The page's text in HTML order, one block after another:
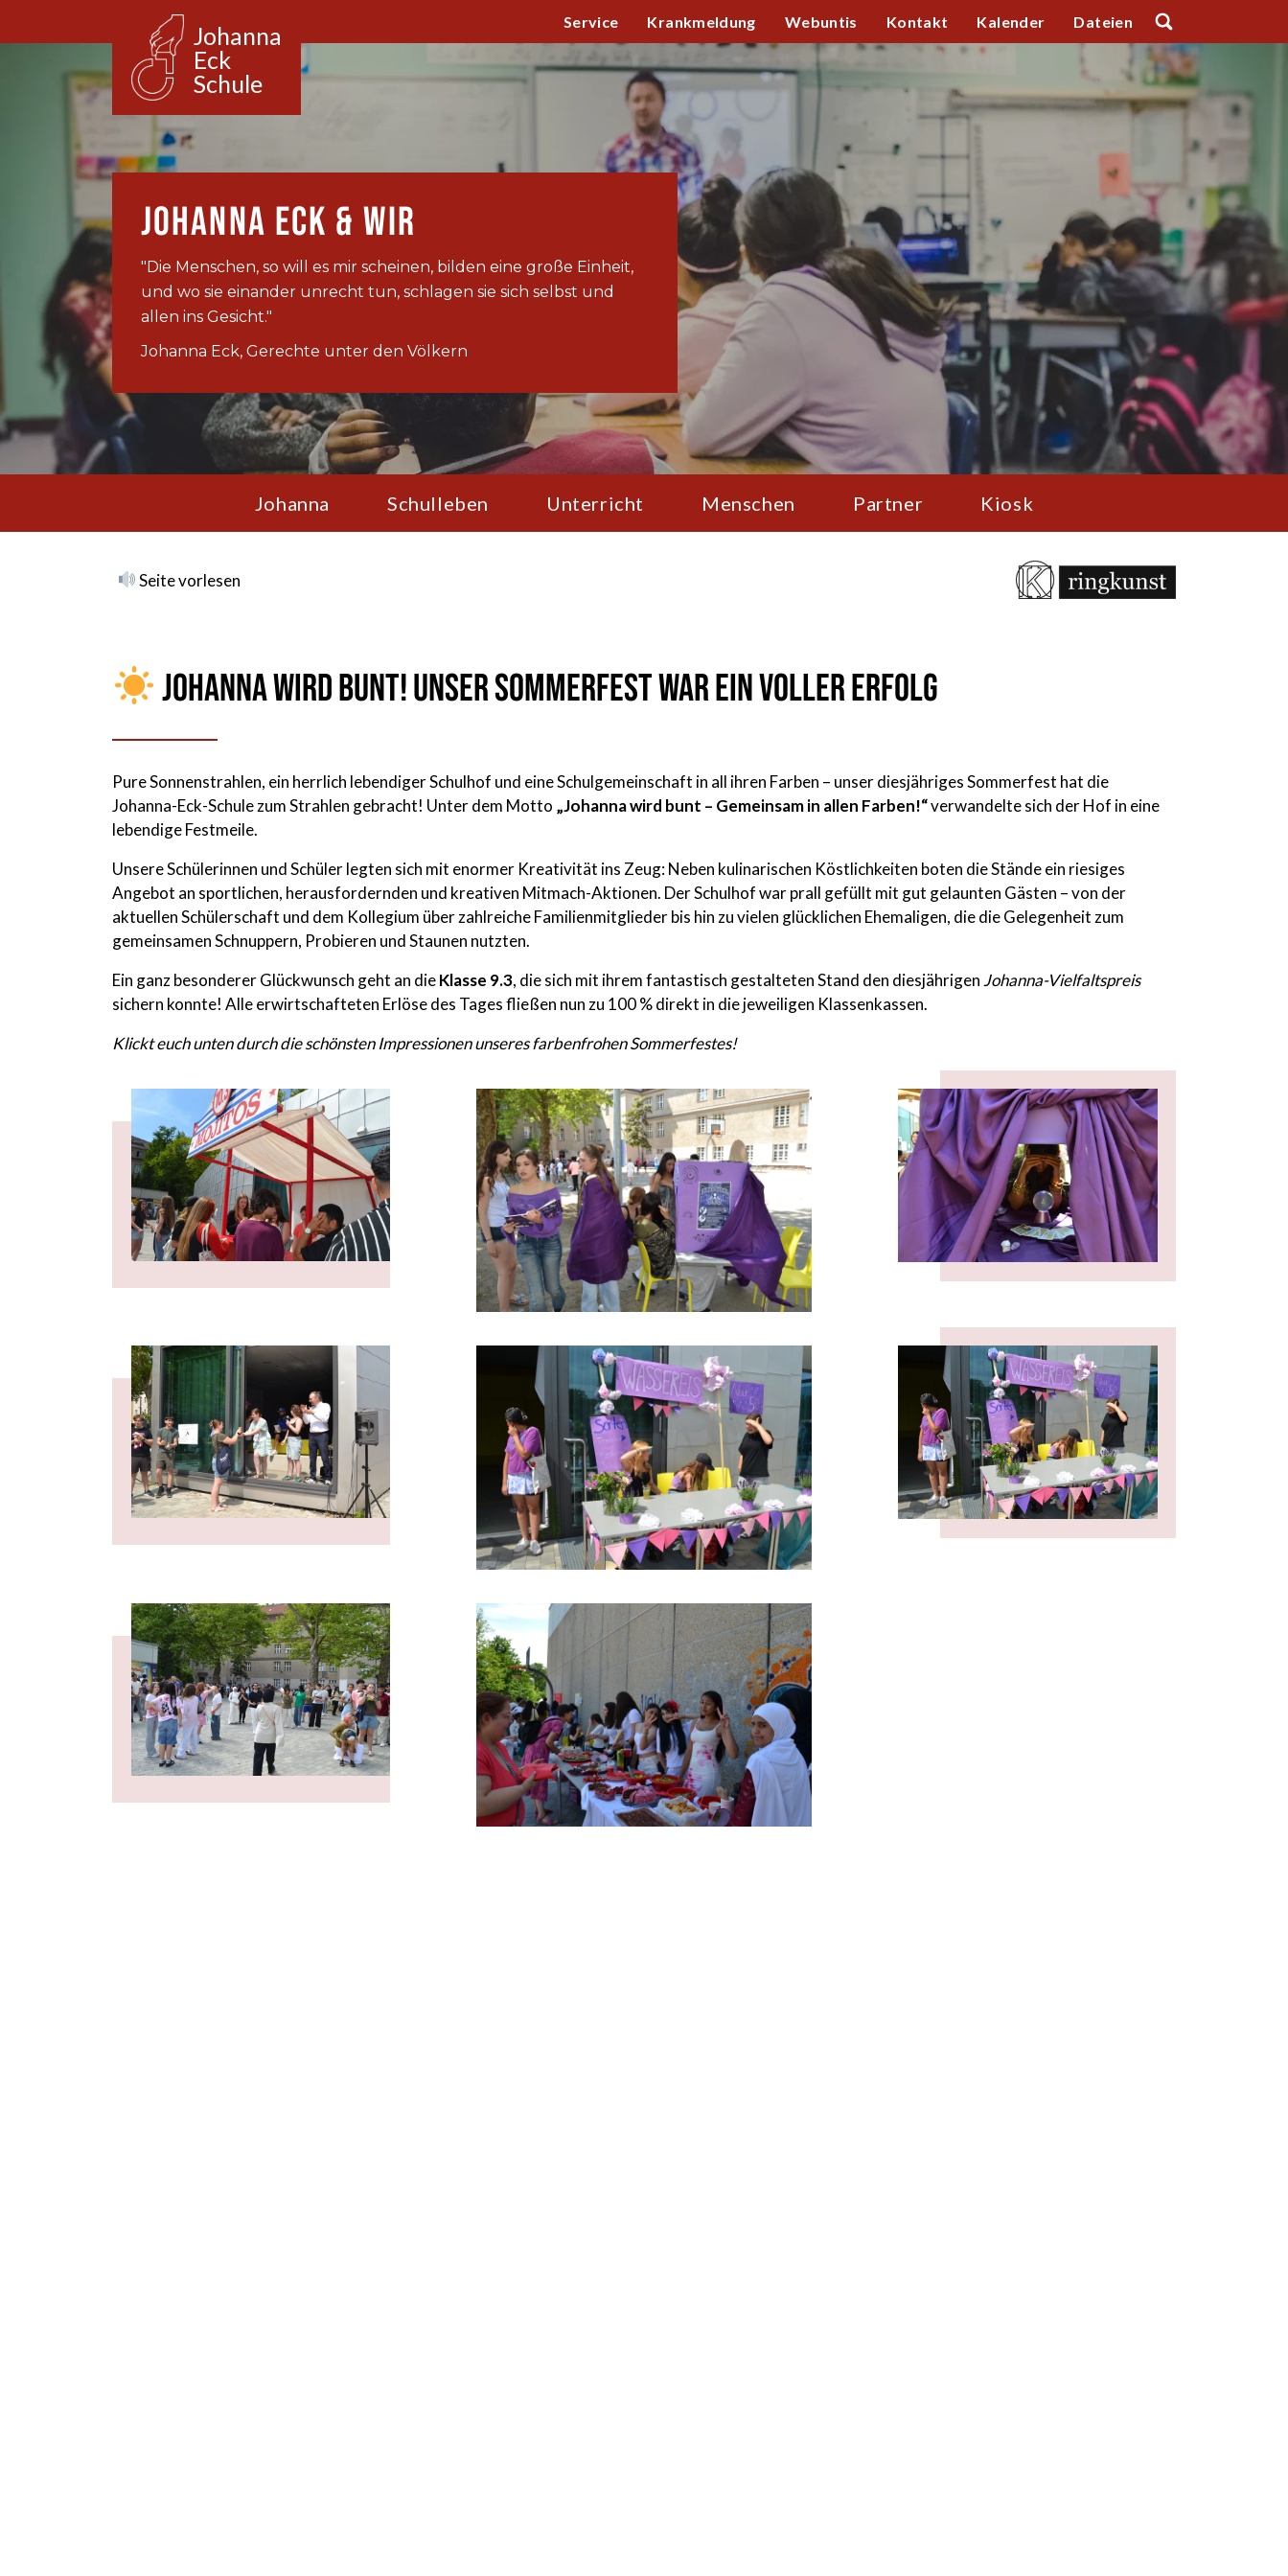
Johanna
Eck
Schule
Service Krankmeldung Webuntis Kontakt Kalender Dateien
Johanna Eck & Wir
"Die Menschen, so will es mir scheinen, bilden eine große Einheit,
und wo sie einander unrecht tun, schlagen sie sich selbst und
allen ins Gesicht."
Johanna Eck, Gerechte unter den Völkern
Johanna Schulleben Unterricht Menschen Partner Kiosk
Seite vorlesen
Johanna wird bunt! Unser Sommerfest war ein voller Erfolg
Pure Sonnenstrahlen, ein herrlich lebendiger Schulhof und eine Schulgemeinschaft in all ihren Farben – unser diesjähriges Sommerfest hat die
Johanna-Eck-Schule zum Strahlen gebracht! Unter dem Motto „Johanna wird bunt – Gemeinsam in allen Farben!“verwandelte sich der Hof in eine
lebendige Festmeile.
Unsere Schülerinnen und Schüler legten sich mit enormer Kreativität ins Zeug: Neben kulinarischen Köstlichkeiten boten die Stände ein riesiges
Angebot an sportlichen, herausfordernden und kreativen Mitmach-Aktionen. Der Schulhof war prall gefüllt mit gut gelaunten Gästen – von der
aktuellen Schülerschaft und dem Kollegium über zahlreiche Familienmitglieder bis hin zu vielen glücklichen Ehemaligen, die die Gelegenheit zum
gemeinsamen Schnuppern, Probieren und Staunen nutzten.
Ein ganz besonderer Glückwunsch geht an dieKlasse 9.3, die sich mit ihrem fantastisch gestalteten Stand den diesjährigen Johanna-Vielfaltspreis
sichern konnte! Alle erwirtschafteten Erlöse des Tages fließen nun zu 100 % direkt in die jeweiligen Klassenkassen.
Klickt euch unten durch die schönsten Impressionen unseres farbenfrohen Sommerfestes!